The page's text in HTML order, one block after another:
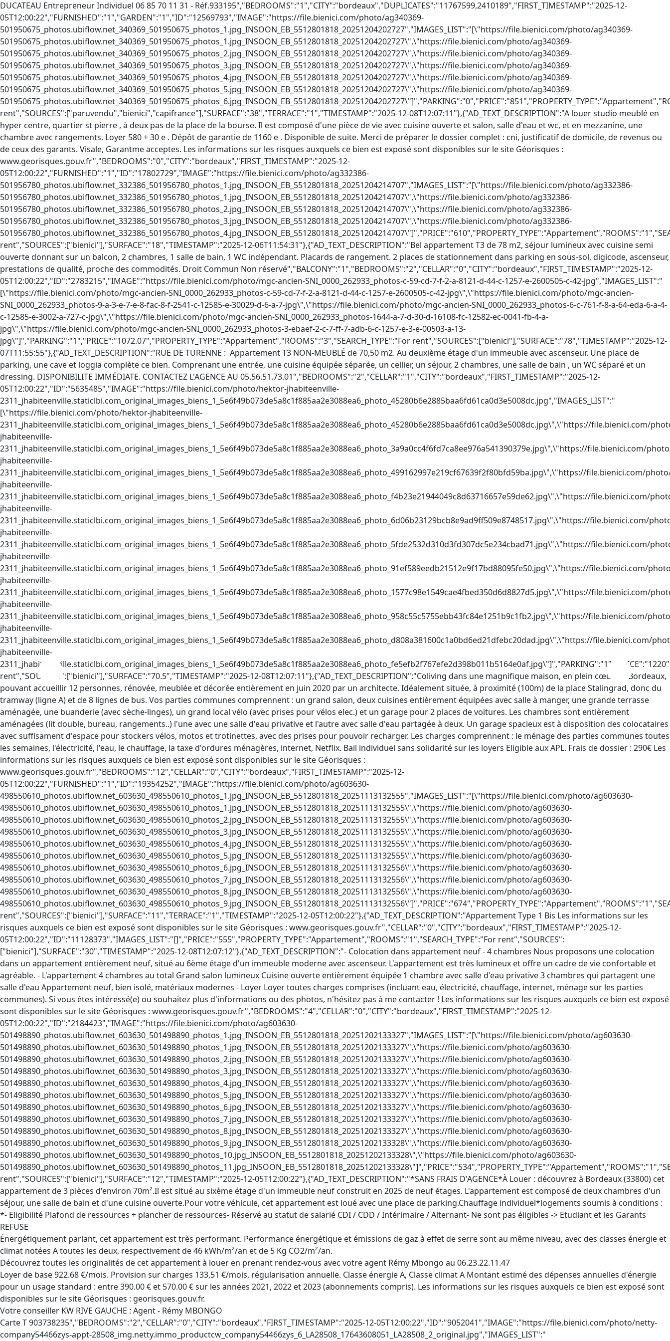
Énergétiquement parlant, cet appartement est très performant. Performance énergétique et émissions de gaz à effet de serre sont au même niveau, avec des classes énergie et
climat notées A toutes les deux, respectivement de 46 kWh/m²/an et de 5 Kg CO2/m²/an.
Découvrez toutes les originalités de cet appartement à louer en prenant rendez-vous avec votre agent Rémy Mbongo au 06.23.22.11.47
Loyer de base 922.68 €/mois. Provision sur charges 133,51 €/mois, régularisation annuelle. Classe énergie A, Classe climat A Montant estimé des dépenses annuelles d'énergie
pour un usage standard : entre 390.00 € et 570.00 € sur les années 2021, 2022 et 2023 (abonnements compris). Les informations sur les risques auxquels ce bien est exposé sont
disponibles sur le site Géorisques : georisques.gouv.fr.
Votre conseiller KW RIVE GAUCHE : Agent - Rémy MBONGO
Carte T 903738235","BEDROOMS":"2","CELLAR":"0","CITY":"bordeaux","FIRST_TIMESTAMP":"2025-12-05T12:00:22","ID":"9052041","IMAGE":"https://file.bienici.com/photo/netty-company54466zys-appt-28508_img.netty.immo_productcw_company54466zys_6_LA28508_17643608051_LA28508_2_original.jpg","IMAGES_LIST":"[\"https://file.bienici.com/photo/netty-company54466zys-appt-28508_img.netty.immo_productcw_company54466zys_6_LA28508_17643608051_LA28508_2_original.jpg\",\"https://file.bienici.com/photo/netty-company54466zys-appt-28508_img.netty.immo_productcw_company54466zys_6_LA28508_17643608061_LA28508_4_original.jpg\",\"https://file.bienici.com/photo/netty-company54466zys-appt-28508_img.netty.immo_productcw_company54466zys_6_LA28508_17643608071_LA28508_6_original.jpg\",\"https://file.bienici.com/photo/netty-company54466zys-appt-28508_img.netty.immo_productcw_company54466zys_6_LA28508_17643608071_LA28508_8_original.jpg\",\"https://file.bienici.com/photo/netty-company54466zys-appt-28508_img.netty.immo_productcw_company54466zys_6_LA28508_17643608081_LA28508_10_original.jpg\",\"https://file.bienici.com/photo/netty-company54466zys-appt-28508_img.netty.immo_productcw_company54466zys_6_LA28508_17643608091_LA28508_12_original.jpg\"]","PARKING":"1","PRICE":"1056.19","PROPERTY_TYPE":"Appartement","ROOMS":"3","SEARCH_TYPE":"For rent","SOURCES":["bienici"],"SURFACE":"69.9","TIMESTAMP":"2025-12-05T12:00:22"},{"AD_TEXT_DESCRIPTION":"Logement Manda ! Visitez et déposez votre dossier uniquement sur notre plateforme ! Nous ne vous enverrons jamais le bail ou le RIB par mail - tout est sécurisé sur notre plateforme. L'agence Manda vous propose ce joli studio meublé, situé à Bordeaux. Cet appartement est composé du séjour avec canapé, de la cuisine ouverte équipée, du coin chambre avec lit double et de la salle d'eau avec douche. Idéalement situé dans un quartier central de Bordeaux et au charme exceptionnel, le logement est à proximité des commerces, des écoles et des transports en commun. Disponible immédiatement, ce joli studio en location n'attend que vous ! Pour rappel, cet appartement est situé dans une zone soumise à encadrement des loyers. Loyer de base : 748,0€ Loyer de référence majoré (Loyer de base à ne pas dépasser) : 897,6€ Complément de loyer : 0€ VOUS POUVEZ VISITER PLUS DE 3 000 LOGEMENTS (visite virtuelle + vidéos) ET DÉPOSER VOTRE CANDIDATURE SUR LE SITE WEB MANDA (REF : MANDA-54444) Référence du bien : MANDA-54444","CELLAR":"1","CITY":"bordeaux","FIRST_TIMESTAMP":"2025-12-05T12:00:22","FURNISHED":"1","ID":"7905615","IMAGE":"https://file.bienici.com/photo/ag752345-501955250_photos.ubiflow.net_752345_501955250_photos_1.jpg_INSOON_EB_5512801818_20251204211831","IMAGES_LIST":"[\"https://file.bienici.com/photo/ag752345-501955250_photos.ubiflow.net_752345_501955250_photos_1.jpg_INSOON_EB_5512801818_20251204211831\",\"https://file.bienici.com/photo/ag752345-501955250_photos.ubiflow.net_752345_501955250_photos_2.jpg_INSOON_EB_5512801818_20251204211831\",\"https://file.bienici.com/photo/ag752345-501955250_photos.ubiflow.net_752345_501955250_photos_3.jpg_INSOON_EB_5512801818_20251204211831\",\"https://file.bienici.com/photo/ag752345-501955250_photos.ubiflow.net_752345_501955250_photos_4.jpg_INSOON_EB_5512801818_20251204211831\",\"https://file.bienici.com/photo/ag752345-501955250_photos.ubiflow.net_752345_501955250_photos_5.jpg_INSOON_EB_5512801818_20251204211831\",\"https://file.bienici.com/photo/ag752345-501955250_photos.ubiflow.net_752345_501955250_photos_6.jpg_INSOON_EB_5512801818_20251204211831\",\"https://file.bienici.com/photo/ag752345-501955250_photos.ubiflow.net_752345_501955250_photos_7.jpg_INSOON_EB_5512801818_20251204211831\",\"https://file.bienici.com/photo/ag752345-501955250_photos.ubiflow.net_752345_501955250_photos_8.jpg_INSOON_EB_5512801818_20251204211831\",\"https://file.bienici.com/photo/ag752345-501955250_photos.ubiflow.net_752345_501955250_photos_9.jpg_INSOON_EB_5512801818_20251204211831\",\"https://file.bienici.com/photo/ag752345-501955250_photos.ubiflow.net_752345_501955250_photos_10.jpg_INSOON_EB_5512801818_20251204211831\",\"https://file.bienici.com/photo/ag752345-501955250_photos.ubiflow.net_752345_501955250_photos_11.jpg_INSOON_EB_5512801818_20251204211831\"]","PARKING":"0","PRICE":"900","PROPERTY_TYPE":"Appartement","ROOMS":"1","SEARCH_TYPE":"For rent","SOURCES":["bienici"],"SURFACE":"34","TIMESTAMP":"2025-12-08T12:07:12"},{"AD_TEXT_DESCRIPTION":"Rue du Temps Passé, au 2ème et dernier étage d'un immeuble en pierre, T2 meublé composé d'un séjour, un coin cellier, une cuisine séparée entièrement aménagée et équipée, une chambre avec espace de rangement donannt sur l'arrière de l'immeuble, au calme, et une salle de bains avec machine à laver. Libre de suite Charges comprises : entretien et minuterie des communs, eau froideLes informations sur les risques auxquels ce bien est exposé sont disponibles sur le site Géorisques : www.georisques.gouv.fr","BEDROOMS":"1","CELLAR":"0","CITY":"bordeaux","FIRST_TIMESTAMP":"2025-12-05T12:00:22","FURNISHED":"1","ID":"19499136","IMAGE":"https://file.bienici.com/photo/hektor-CABINETMIQUEL-4439_cabinetmiquel.staticlbi.com_original_images_biens_1_7534ad52254aa66dfef41705c97f9dd6_photo_b7963550279582881cdf97ff7c7e98e9.jpg","IMAGES_LIST":"[\"https://file.bienici.com/photo/hektor-CABINETMIQUEL-4439_cabinetmiquel.staticlbi.com_original_images_biens_1_7534ad52254aa66dfef41705c97f9dd6_photo_b7963550279582881cdf97ff7c7e98e9.jpg\",\"https://file.bienici.com/photo/hektor-CABINETMIQUEL-4439_cabinetmiquel.staticlbi.com_original_images_biens_1_7534ad52254aa66dfef41705c97f9dd6_photo_8b1288ff6e2546dbcc2e1c8786d70cf6.jpg\",\"https://file.bienici.com/photo/hektor-CABINETMIQUEL-4439_cabinetmiquel.staticlbi.com_original_images_biens_1_7534ad52254aa66dfef41705c97f9dd6_photo_01d2d14d5488bdde341cac69551bb213.jpg\",\"https://file.bienici.com/photo/hektor-CABINETMIQUEL-4439_cabinetmiquel.staticlbi.com_original_images_biens_1_7534ad52254aa66dfef41705c97f9dd6_photo_9356dfb9a1102a9ab5191de6f0ce91de.jpg\",\"https://file.bienici.com/photo/hektor-CABINETMIQUEL-4439_cabinetmiquel.staticlbi.com_original_images_biens_1_7534ad52254aa66dfef41705c97f9dd6_photo_d0f29623448170f7e876b37ded57e66d.jpg\",\"https://file.bienici.com/photo/hektor-CABINETMIQUEL-4439_cabinetmiquel.staticlbi.com_original_images_biens_1_7534ad52254aa66dfef41705c97f9dd6_photo_fc2def2d0858d5346727d561c1596cd1.jpg\",\"https://file.bienici.com/photo/hektor-CABINETMIQUEL-4439_cabinetmiquel.staticlbi.com_original_images_biens_1_7534ad52254aa66dfef41705c97f9dd6_photo_5e63c2fd32a515cc69ab228507512423.jpg\",\"https://file.bienici.com/photo/hektor-CABINETMIQUEL-4439_cabinetmiquel.staticlbi.com_original_images_biens_1_7534ad52254aa66dfef41705c97f9dd6_photo_4a4a5de23f2302ba0012f978ce2ac8cb.jpg\",\"https://file.bienici.com/photo/hektor-CABINETMIQUEL-4439_cabinetmiquel.staticlbi.com_original_images_biens_1_7534ad52254aa66dfef41705c97f9dd6_photo_e1646eeedd24988efc7e8eddd5e39fef.jpg\"]","PRICE":"825","PROPERTY_TYPE":"Appartement","ROOMS":"2","SEARCH_TYPE":"For rent","SOURCES":["bienici"],"SURFACE":"38.54","TIMESTAMP":"2025-12-05T12:00:22"},{"AD_TEXT_DESCRIPTION":"Très bel appartement se situant au 2ième étage sans ascenseur d'un immeuble de la rue Sainte Catherine (Secteur Saint Projet). Ce logement se compose d'une entrée, d'un séjour, de deux chambres, d'une cuisine entièrement meublée et équipée (Plaque induction, hotte, four, lave-vaisselle), d'un dressing, d'une salle de bains et d'un WC séparé. Chauffage au gaz. La colocation étudiante n'est pas souhaitée. Loyer hors charges: 1278€ Provision pour charges: 70€ (entretien et électricité des parties communes, consommation d'eau, taxe d'enlèvement des ordures ménagères) Loyer charges comprises: 1348€ Dépôt de garantie: 1278€ Honoraires d’agence : 756 € dont 304,56 € pour la réalisation des états des lieux. Zone soumise à l’encadrement des loyers. Le loyer de référence applicable est de 12,60 €/m2 Le montant du loyer de référence majoré est de 15,10 €/m2. Montant des dépenses annuelles d’énergie pour un usage standard : 146 kWh/m2/an. Entre 1110 € et 1560 € par an. Prix moyen des énergies indexés au 1er janvier 2021 (abonnements compris) Date de réalisation du DPE : 26/07/2023","BEDROOMS":"2","CITY":"bordeaux","FIRST_TIMESTAMP":"2025-12-05T12:00:22","FURNISHED":"1","ID":"2896248","IMAGE":"https://file.bienici.com/photo/gedeon-32274603_media.studio-net.fr_biens_32274603_69319220e044e","IMAGES_LIST":"[\"https://file.bienici.com/photo/gedeon-32274603_media.studio-net.fr_biens_32274603_69319220e044e\",\"https://file.bienici.com/photo/gedeon-32274603_media.studio-net.fr_biens_32274603_693192290c602\",\"https://file.bienici.com/photo/gedeon-32274603_media.studio-net.fr_biens_32274603_6931922eb26b0\",\"https://file.bienici.com/photo/gedeon-32274603_media.studio-net.fr_biens_32274603_69319234a2ca4\",\"https://file.bienici.com/photo/gedeon-32274603_media.studio-net.fr_biens_32274603_6931923a28c1f\",\"https://file.bienici.com/photo/gedeon-32274603_media.studio-net.fr_biens_32274603_693192420ba7d\"]","PRICE":"1348","PROPERTY_TYPE":"Appartement","ROOMS":"3","SEARCH_TYPE":"For rent","SOURCES":["bienici"],"SURFACE":"101","TIMESTAMP":"2025-12-05T12:00:22"},{"AD_TEXT_DESCRIPTION":"Logement Manda ! Visitez et déposez votre dossier uniquement sur notre plateforme ! Nous ne vous enverrons jamais le bail ou le RIB par mail - tout est sécurisé sur notre plateforme. Situé à Bordeaux, ce T1 meublé se trouve rue de la Fusterie. Ce logement est proche de toute commodité. L'appartement est composé d'une pièce principale accueillante. La cuisine est ouverte et équipée, le salon dispose d'un canapé-lit, et la salle de bain d'une cabine de douche. Ce joli T1 en location n'attend plus que vous ! Pour rappel, cet appartement est situé dans une zone soumise à encadrement des loyers. Loyer de base : 308,5€ Loyer de référence majoré (Loyer de base à ne pas dépasser) : 369,89€ Complément de loyer : 145,11€ VOUS POUVEZ VISITER PLUS DE 3 000 LOGEMEN